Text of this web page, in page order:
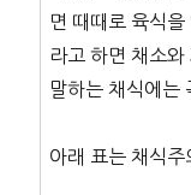
면 때때로 육식을
라고 하면 채소와
말하는 채식에는
아래 표는 채식주